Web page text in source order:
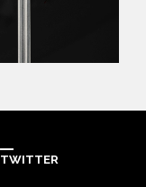
TWITTER